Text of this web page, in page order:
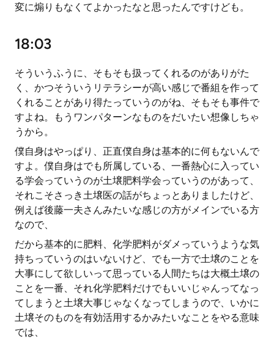
変に煽りもなくてよかったなと思ったんですけども。
18:03
そういうふうに、そもそも扱ってくれるのがありがた
く、かつそういうリテラシーが高い感じで番組を作って
くれることがあり得たっていうのがね、そもそも事件で
すよね。もうワンパターンなものをだいたい想像しちゃ
うから。
僕自身はやっぱり、正直僕自身は基本的に何もないんで
すよ。僕自身はでも所属している、一番熱心に入ってい
る学会っていうのが土壌肥料学会っていうのがあって、
それこそさっき土壌医の話がちょっとありましたけど、
例えば後藤一夫さんみたいな感じの方がメインでいる方
なので、
だから基本的に肥料、化学肥料がダメっていうような気
持ちっていうのはいないけど、でも一方で土壌のことを
大事にして欲しいって思っている人間たちは大概土壌の
ことを一番、それ化学肥料だけでもいいじゃんってなっ
てしまうと土壌大事じゃなくなってしまうので、いかに
土壌そのものを有効活用するかみたいなことをやる意味
では、